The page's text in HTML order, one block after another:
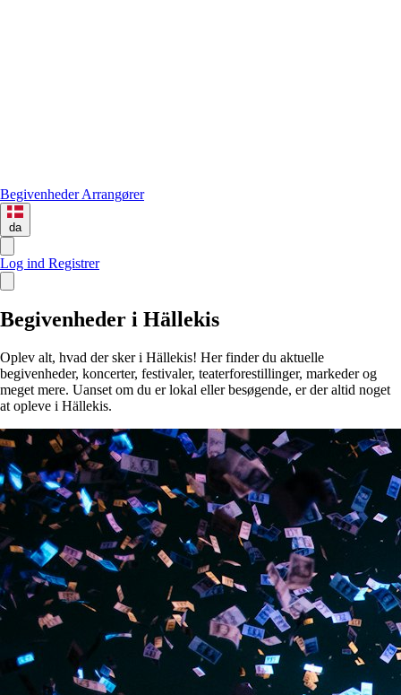
BegivenhederArrangører
da
Log ind Registrer
Begivenheder i Hällekis
Oplev alt, hvad der sker i Hällekis! Her finder du aktuelle
begivenheder, koncerter, festivaler, teaterforestillinger, markeder og
meget mere. Uanset om du er lokal eller besøgende, er der altid noget
at opleve i Hällekis.